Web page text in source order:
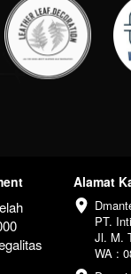
Alamat
PT.
Jl. M.
WA :